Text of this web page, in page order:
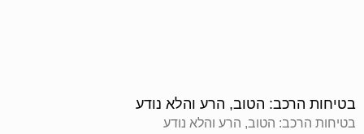
בטיחות הרכב: הטוב, הרע והלא נודע
בטיחות הרכב: הטוב, הרע והלא נודע